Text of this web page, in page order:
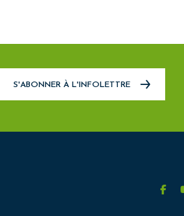
S'ABONNER À L'INFOLETTRE